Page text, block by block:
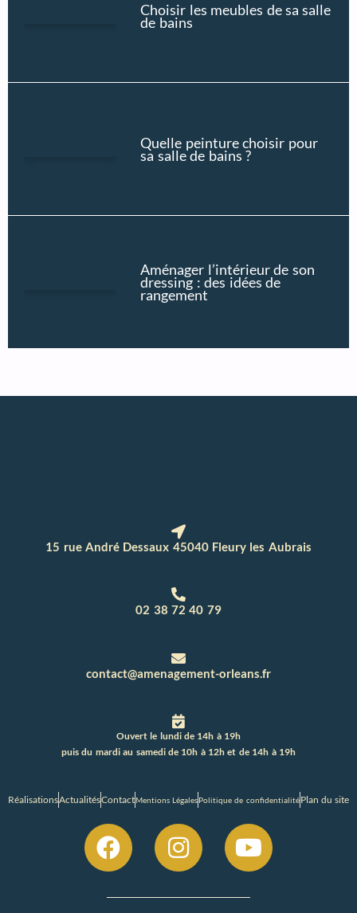
Choisir les meubles de sa salle
de bains
Quelle peinture choisir pour
sa salle de bains ?
Aménager l’intérieur de son
dressing : des idées de
rangement
15 rue André Dessaux 45040 Fleury les Aubrais
02 38 72 40 79
contact@amenagement-orleans.fr
Ouvert le lundi de 14h à 19h
puis du mardi au samedi de 10h à 12h et de 14h à 19h
RéalisationsActualitésContactMentions LégalesPolitique de confidentialitéPlan du site